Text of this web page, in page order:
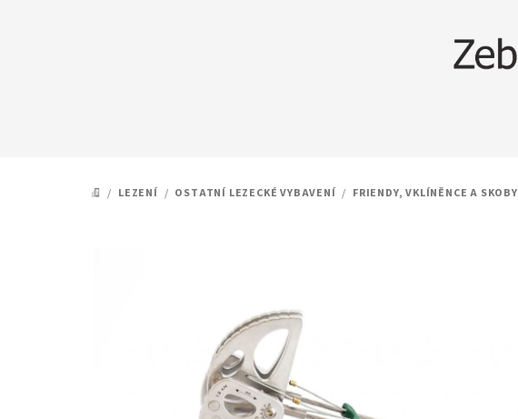
DOMŮ
/ LEZENÍ / OSTATNÍ LEZECKÉ VYBAVENÍ / FRIENDY, VKLÍNĚNCE A SKOBY